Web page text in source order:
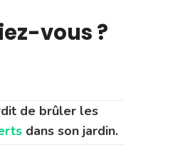
vous ?
de brûler les
dans son jardin.